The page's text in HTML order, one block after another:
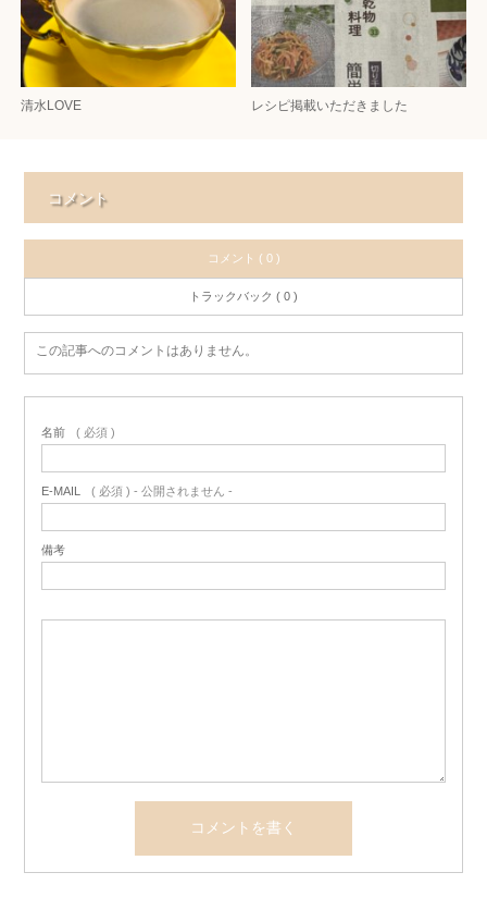
清水LOVE レシピ掲載いただきました
コメント
コメント ( 0 )
トラックバック ( 0 )
この記事へのコメントはありません。
名前 ( 必須 )
E-MAIL ( 必須 ) - 公開されません -
備考